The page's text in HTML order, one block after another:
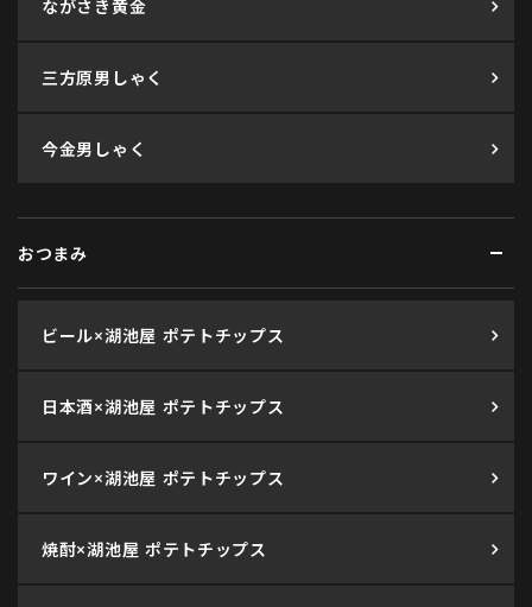
ながさき黄金
三方原男しゃく
今金男しゃく
おつまみ
ビール×湖池屋 ポテトチップス
日本酒×湖池屋 ポテトチップス
ワイン×湖池屋 ポテトチップス
焼酎×湖池屋 ポテトチップス